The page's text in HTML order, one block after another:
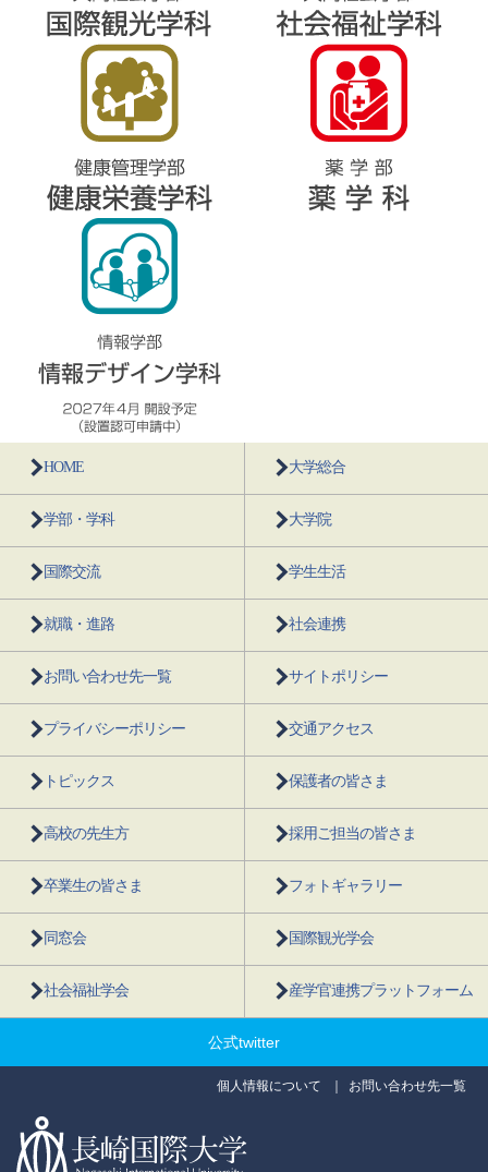
HOME 大学総合
学部・学科 大学院
国際交流 学生生活
就職・進路 社会連携
お問い合わせ先一覧 サイトポリシー
プライバシーポリシー 交通アクセス
トピックス 保護者の皆さま
高校の先生方 採用ご担当の皆さま
卒業生の皆さま フォトギャラリー
同窓会 国際観光学会
社会福祉学会 産学官連携プラットフォーム
公式twitter
個人情報について お問い合わせ先一覧